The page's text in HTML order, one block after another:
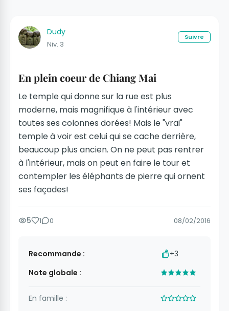
Dudy
Niv. 3
Suivre
En plein coeur de Chiang Mai
Le temple qui donne sur la rue est plus
moderne, mais magnifique à l'intérieur avec
toutes ses colonnes dorées! Mais le "vrai"
temple à voir est celui qui se cache derrière,
beaucoup plus ancien. On ne peut pas rentrer
à l'intérieur, mais on peut en faire le tour et
contempler les éléphants de pierre qui ornent
ses façades!
5 1 0 08/02/2016
Recommande :
+3
Note globale :
En famille :